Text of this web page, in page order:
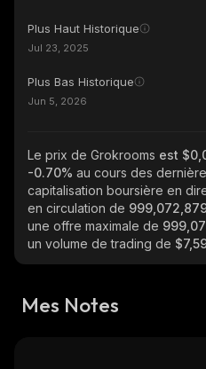
Plus Haut Historique
Jul 23, 2025
Plus Bas Historique
Jun 5, 2026
Le prix de Grokrooms est
-0.70% au cours des
capitalisation boursière en
en circulation de 999,072,879
une offre maximale de
un volume de trading de
Mes Notes